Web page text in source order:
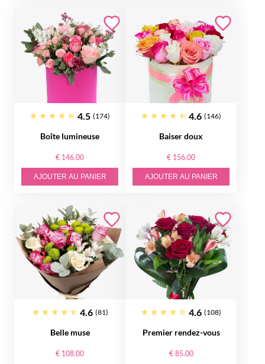
4.5 (174)
Boîte lumineuse
€ 146.00
AJOUTER AU PANIER
4.6 (146)
Baiser doux
€ 156.00
AJOUTER AU PANIER
4.6 (81)
Belle muse
€ 108.00
4.6 (108)
Premier rendez-vous
€ 85.00